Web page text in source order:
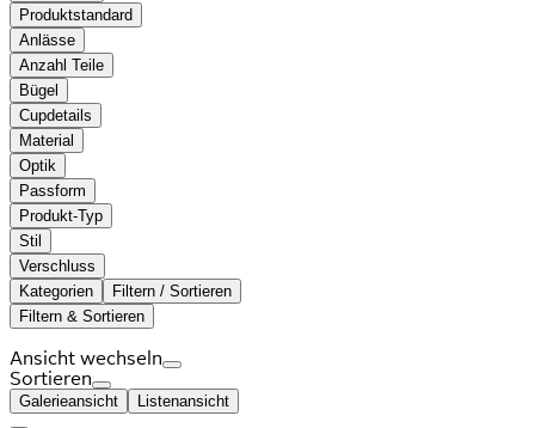
Produktstandard
Anlässe
Anzahl Teile
Bügel
Cupdetails
Material
Optik
Passform
Produkt-Typ
Stil
Verschluss
Kategorien
Filtern / Sortieren
Filtern & Sortieren
Ansicht wechseln
Sortieren
Galerieansicht Listenansicht